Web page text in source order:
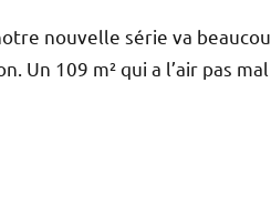
nouvelle série va
Un 109 m² qui a l’air pas